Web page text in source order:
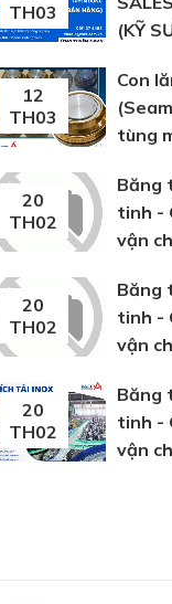
TH03
(KỸ
12
TH03
Con
tùng
20
TH02
Băng
tinh -
vận
20
TH02
Băng
tinh -
vận
20
TH02
Băng
tinh -
vận